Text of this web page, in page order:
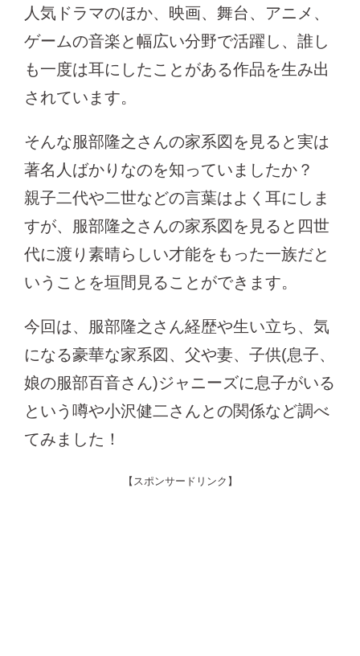
人気ドラマのほか、映画、舞台、アニメ、
ゲームの音楽と幅広い分野で活躍し、誰し
も一度は耳にしたことがある作品を生み出
されています。
そんな服部隆之さんの家系図を見ると実は
著名人ばかりなのを知っていましたか？
親子二代や二世などの言葉はよく耳にしま
すが、服部隆之さんの家系図を見ると四世
代に渡り素晴らしい才能をもった一族だと
いうことを垣間見ることができます。
今回は、服部隆之さん経歴や生い立ち、気
になる豪華な家系図、父や妻、子供(息子、
娘の服部百音さん)ジャニーズに息子がいる
という噂や小沢健二さんとの関係など調べ
てみました！
【スポンサードリンク】